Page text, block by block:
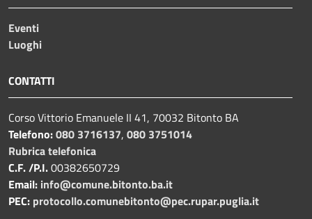
Eventi
Luoghi
CONTATTI
Corso Vittorio Emanuele II 41, 70032 Bitonto BA
Telefono:080 3716137, 080 3751014
Rubrica telefonica
C.F. /P.I.00382650729
Email: info@comune.bitonto.ba.it
PEC: protocollo.comunebitonto@pec.rupar.puglia.it